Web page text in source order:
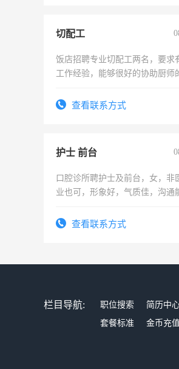
切配工
饭店招聘专业切配工两名，要求
工作经验，能够很好的协助厨师
4500。查看联系方式
护士 前台
口腔诊所聘护士及前台，女，非
业也可，形象好，气质佳，沟通
查看联系方式
栏目导航: 职位搜索 简历中
套餐标准
金币充值